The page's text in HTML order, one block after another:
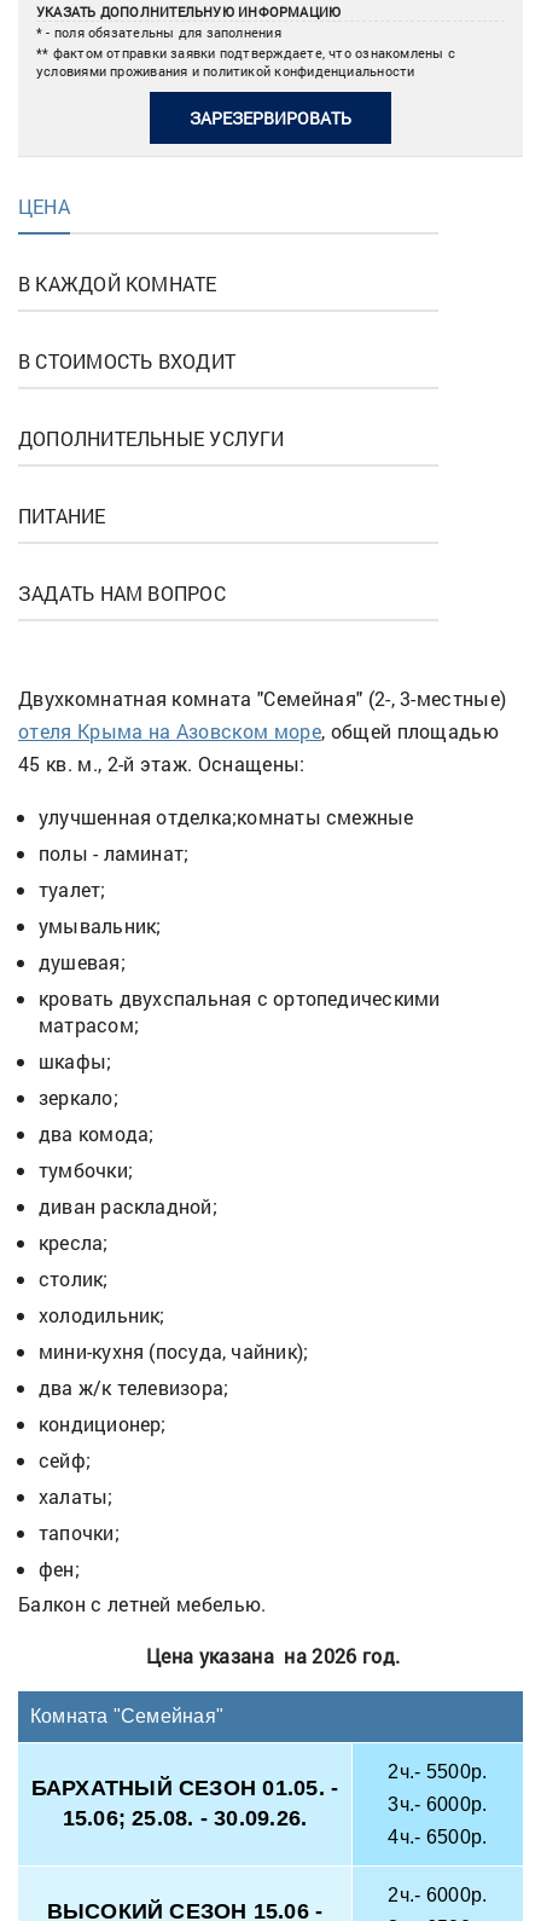
УКАЗАТЬ ДОПОЛНИТЕЛЬНУЮ ИНФОРМАЦИЮ
* - поля обязательны для заполнения
** фактом отправки заявки подтверждаете, что ознакомлены с
условиями проживания и политикой конфиденциальности
ЗАРЕЗЕРВИРОВАТЬ
ЦЕНА
В КАЖДОЙ КОМНАТЕ
В СТОИМОСТЬ ВХОДИТ
ДОПОЛНИТЕЛЬНЫЕ УСЛУГИ
ПИТАНИЕ
ЗАДАТЬ НАМ ВОПРОС
Двухкомнатная комната "Семейная" (2-, 3-местные)
отеля Крыма на Азовском море, общей площадью
45 кв. м., 2-й этаж. Оснащены:
улучшенная отделка;комнаты смежные
полы - ламинат;
туалет;
умывальник;
душевая;
кровать двухспальная с ортопедическими
матрасом;
шкафы;
зеркало;
два комода;
тумбочки;
диван раскладной;
кресла;
столик;
холодильник;
мини-кухня (посуда, чайник);
два ж/к телевизора;
кондиционер;
сейф;
халаты;
тапочки;
фен;
Балкон с летней мебелью.
Цена указана на 2026 год.
Комната "Семейная"
БАРХАТНЫЙ СЕЗОН 01.05. -
15.06; 25.08. - 30.09.26.
2ч.- 5500р.
3ч.- 6000р.
4ч.- 6500р.
ВЫСОКИЙ СЕЗОН 15.06 -
2ч.- 6000р.